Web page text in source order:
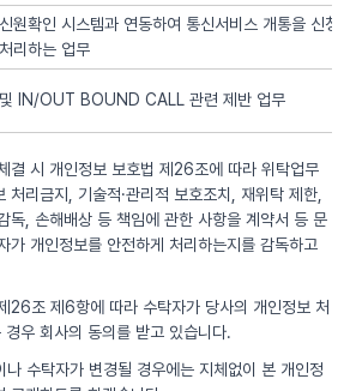
원확인 시스템과 연동하여 통신서비스 개통을 신청
리하는 업무
IN/OUT BOUND CALL 관련 제반 업무
결 시 개인정보 보호법 제26조에 따라 위탁업무
처리금지, 기술적·관리적 보호조치, 재위탁 제한,
독, 손해배상 등 책임에 관한 사항을 계약서 등 문
가 개인정보를 안전하게 처리하는지를 감독하고
26조 제6항에 따라 수탁자가 당사의 개인정보 처
경우 회사의 동의를 받고 있습니다.
수탁자가 변경될 경우에는 지체없이 본 개인정